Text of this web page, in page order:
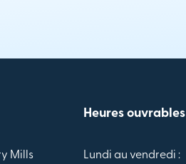
Mills
Heures ouvrables
Lundi au vendredi :